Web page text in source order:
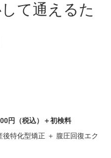
て通えるた
円（税込）＋初検料
後特化型矯正 ＋ 腹圧回復エク